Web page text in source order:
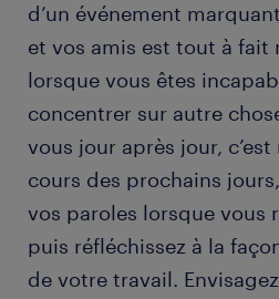
d’un événement
et vos amis est tout à fait
lorsque vous êtes
concentrer sur autre
vous jour après jour,
cours des prochains
vos paroles lorsque vous
puis réfléchissez à la
de votre travail.